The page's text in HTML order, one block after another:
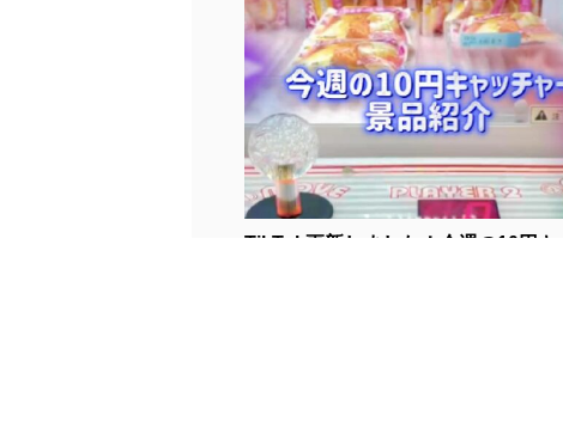
TikTok更新しました！今週の10円キ...